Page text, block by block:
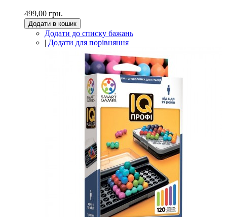
499,00 грн.
Додати в кошик
Додати до списку бажань
| Додати для порівняння